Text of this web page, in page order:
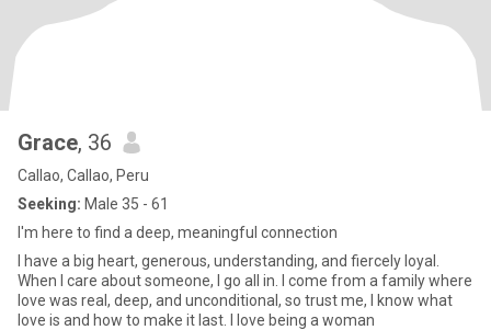
Grace, 36
Callao, Callao, Peru
Seeking: Male 35 - 61
I'm here to find a deep, meaningful connection
I have a big heart, generous, understanding, and fiercely loyal.
When I care about someone, I go all in. I come from a family where
love was real, deep, and unconditional, so trust me, I know what
love is and how to make it last. I love being a woman